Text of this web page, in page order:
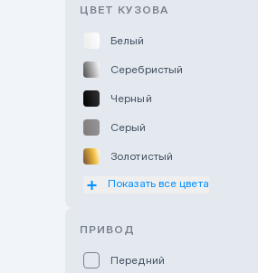
ЦВЕТ КУЗОВА
Белый
Серебристый
Черный
Серый
Золотистый
Оранжевый
Показать все цвета
ПРИВОД
Передний